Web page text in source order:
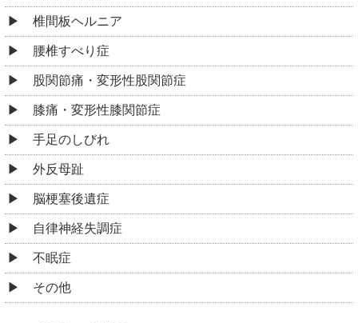
椎間板ヘルニア
腰椎すべり症
股関節痛・変形性股関節症
膝痛・変形性膝関節症
手足のしびれ
外反母趾
脳梗塞後遺症
自律神経失調症
不眠症
その他